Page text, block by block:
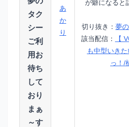
タク
シー
ご利
用お
待ち
して
おり
まぁ
～す
あ
か
り
が癖になると
切り抜き： 夢
該当配信：
【
も中型いきた
っ！/